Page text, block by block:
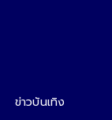
ข่าวบันเทิง